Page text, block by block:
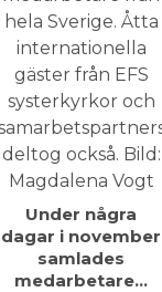
Under några
dagar i november
samlades
medarbetare…